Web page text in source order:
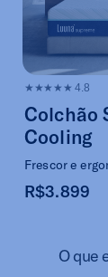
★★★★★ 4.8
Colchão
Cooling
Frescor e
R$3.899
O que